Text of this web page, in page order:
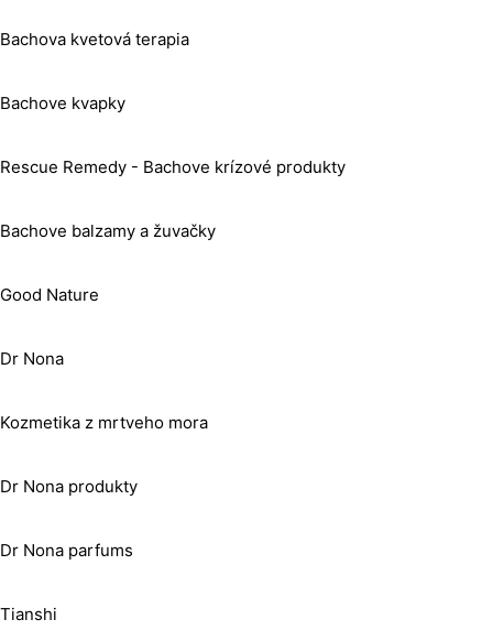
Bachova kvetová terapia
Bachove kvapky
Rescue Remedy - Bachove krízové produkty
Bachove balzamy a žuvačky
Good Nature
Dr Nona
Kozmetika z mrtveho mora
Dr Nona produkty
Dr Nona parfums
Tianshi